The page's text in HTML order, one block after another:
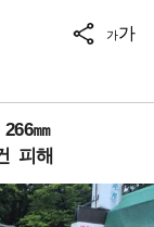
가가
㎜
피해